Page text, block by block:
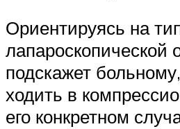
Ориентируясь на
лапароскопической
подскажет
ходить в
его конкретном